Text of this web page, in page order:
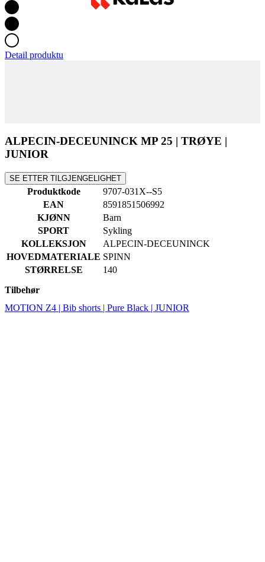
Detail produktu
ALPECIN-DECEUNINCK MP 25 | TRØYE |
JUNIOR
SE ETTER TILGJENGELIGHET
Produktkode
9707-031X--S5
EAN
8591851506992
KJØNN
Barn
SPORT
Sykling
KOLLEKSJON
ALPECIN-DECEUNINCK
HOVEDMATERIALE SPINN
STØRRELSE
140
Tilbehør
MOTION Z4 | Bib shorts | Pure Black | JUNIOR